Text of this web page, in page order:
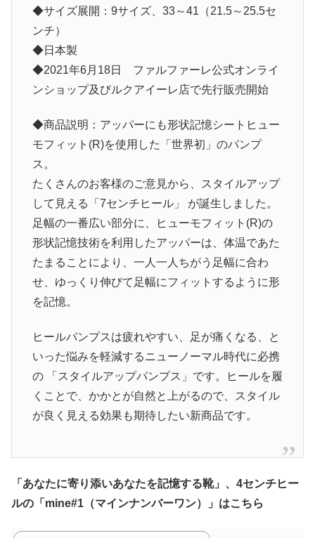
◆サイズ展開：9サイズ、33～41（21.5～25.5セ
ンチ）
◆日本製
◆2021年6月18日 ファルファーレ公式オンライ
ンショップ及びルクアイーレ店で先行販売開始
◆商品説明：アッパーにも形状記憶シートヒュー
モフィット(R)を使用した「世界初」のパンプ
ス。
たくさんのお客様のご意見から、スタイルアップ
して見える「7センチヒール」 が誕生しました。
足幅の一番広い部分に、ヒューモフィット(R)の
形状記憶技術を利用したアッパーは、体温であた
たまることにより、一人一人ちがう足幅に合わ
せ、ゆっくり伸びて足幅にフィットするように形
を記憶。
ヒールパンプスは疲れやすい、足が痛くなる、と
いった悩みを軽減するニューノーマル時代に必携
の 「スタイルアップパンプス」です。ヒールを履
くことで、かかとが自然と上がるので、スタイル
が良く見える効果も期待したい新商品です。
「あなたに寄り添いあなたを記憶する靴」、4センチヒー
ルの「mine#1（マインナンバーワン）」はこちら